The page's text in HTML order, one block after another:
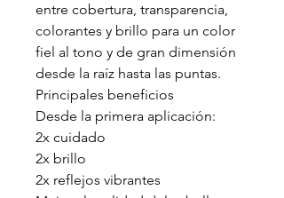
entre cobertura, transparencia,
colorantes y brillo para un color
fiel al tono y de gran dimensión
desde la raíz hasta las puntas.
Principales beneficios
Desde la primera aplicación:
2x cuidado
2x brillo
2x reflejos vibrantes